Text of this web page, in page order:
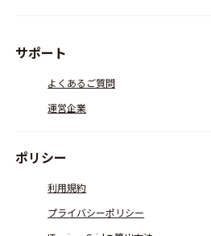
サポート
よくあるご質問
運営企業
ポリシー
利用規約
プライバシーポリシー